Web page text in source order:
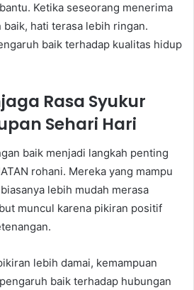
Ketika seseorang menerima
baik, hati terasa lebih ringan.
baik terhadap kualitas hidup
Rasa Syukur
Sehari Hari
baik menjadi langkah penting
rohani. Mereka yang mampu
lebih mudah merasa
muncul karena pikiran positif
lebih damai, kemampuan
baik terhadap hubungan